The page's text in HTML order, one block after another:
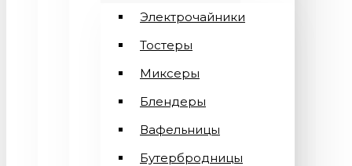
Электрочайники
Тостеры
Миксеры
Блендеры
Вафельницы
Бутербродницы